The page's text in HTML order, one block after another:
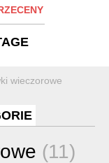
wieczorowe
(11)